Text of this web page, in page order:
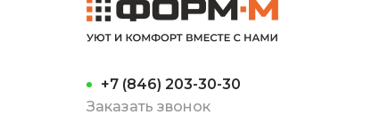
+7 (846) 203-30-30
Заказать звонок